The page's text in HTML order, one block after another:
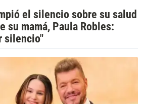
el silencio sobre su salud
su mamá, Paula Robles:
silencio"